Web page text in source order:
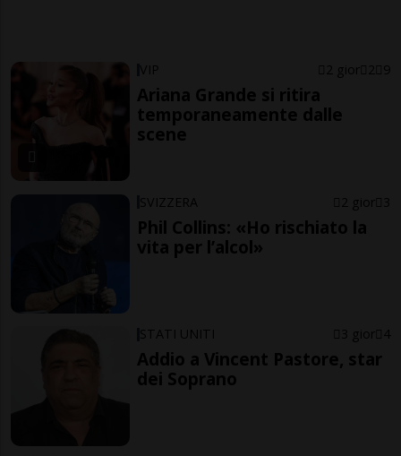
VIP 2 gior 2 9
Ariana Grande si ritira
temporaneamente dalle
scene
SVIZZERA 2 gior 3
Phil Collins: «Ho rischiato la
vita per l’alcol»
STATI UNITI 3 gior 4
Addio a Vincent Pastore, star
dei Soprano